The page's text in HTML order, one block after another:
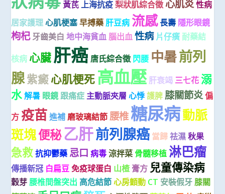
黃芪 上海抗疫 梨狀肌綜合徵 心肌炎性病
居家護理 心肌梗塞 早搏藥 肝豆病 流感長壽 隱形眼鏡
枸杞 牙齒美白 地中海貧血 腦出血 性病 片仔癀 耐藥結
核病 心臟肝癌 唐氏綜合徵 閃腰 中暑前列
腺紫癜心肌梗死 高血壓 肝衰竭 三七花 溺
水 解暑 眼鏡 跟痛症 主動脈夾層 心悸 護脾 膝關節炎偏
方 疫苗 進補 磨玻璃結節 腰椎糖尿病動脈
斑塊便秘乙肝前列腺癌 當歸 祛濕 秋果
急救 抗抑鬱藥 忌口 病毒 涼拌菜 骨髓移植 淋巴瘤
傳播新冠 白扁豆 免疫球蛋白 山楂 膏方 兒童傳染病
穀芽 腰椎間盤突出 高危結節 心房顫動 CT 安裝假牙 膝關